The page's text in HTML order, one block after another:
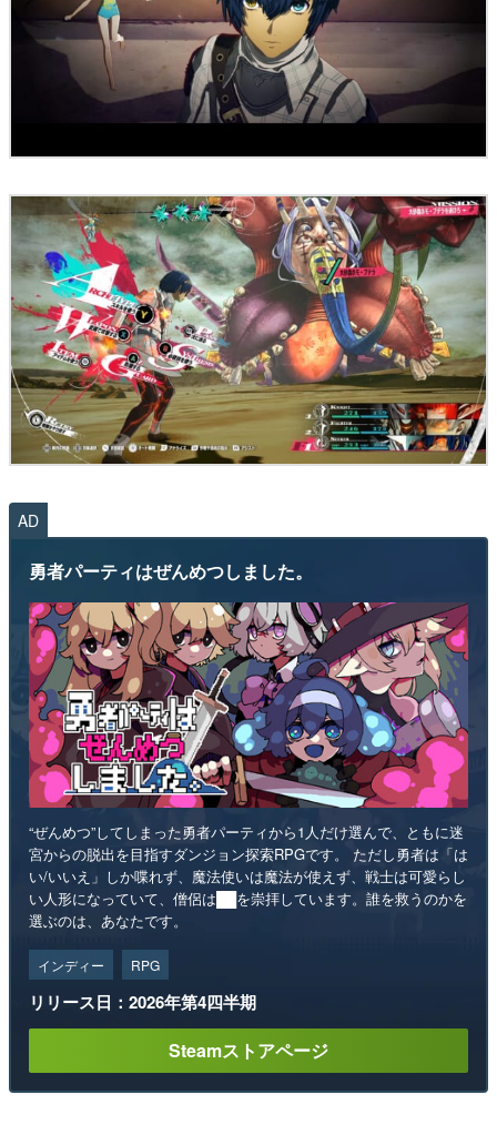
AD
勇者パーティはぜんめつしました。
“ぜんめつ”してしまった勇者パーティから1人だけ選んで、ともに迷
宮からの脱出を目指すダンジョン探索RPGです。 ただし勇者は「は
い/いいえ」しか喋れず、魔法使いは魔法が使えず、戦士は可愛らし
い人形になっていて、僧侶は██を崇拝しています。誰を救うのかを
選ぶのは、あなたです。
インディー RPG
リリース日：2026年第4四半期
Steamストアページ